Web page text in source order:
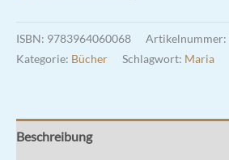
Liguori
ISBN: 9783964060068 Artikelnummer:
Kategorie: Bücher Schlagwort: Maria
Beschreibung